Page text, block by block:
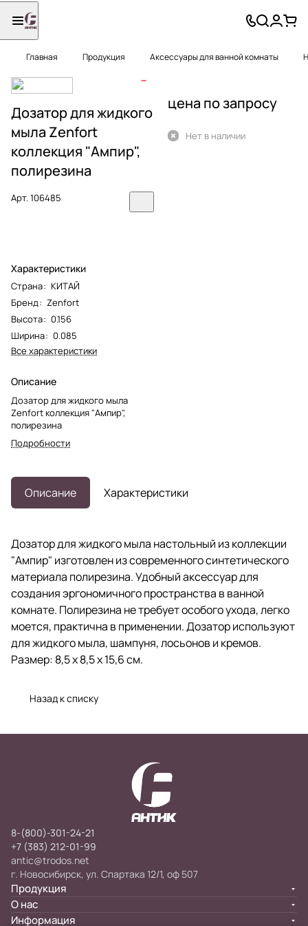
Главная Продукция Аксессуары для ванной комнаты
Дозатор для жидкого
мыла Zenfort
коллекция "Ампир",
полирезина
Арт.106485
Характеристики
Страна: КИТАЙ
Бренд: Zenfort
Высота: 0.156
Ширина: 0.085
Все характеристики
Описание
Дозатор для жидкого мыла
Zenfort коллекция "Ампир",
полирезина
Подробности
цена по запросу
Нет в наличии
Описание Характеристики
Дозатор для жидкого мыла настольный из коллекции
"Ампир" изготовлен из современного синтетического
материала полирезина. Удобный аксессуар для
создания эргономичного пространства в ванной
комнате. Полирезина не требует особого ухода, легко
моется, практична в применении. Дозатор используют
для жидкого мыла, шампуня, лосьонов и кремов.
Размер: 8,5 х 8,5 х 15,6 см.
Назад к списку
8-(800)-301-24-21
+7 (383) 212-01-99
antic@trodos.net
г. Новосибирск, ул. Спартака 12/1, оф 507
Продукция
О нас
Информация